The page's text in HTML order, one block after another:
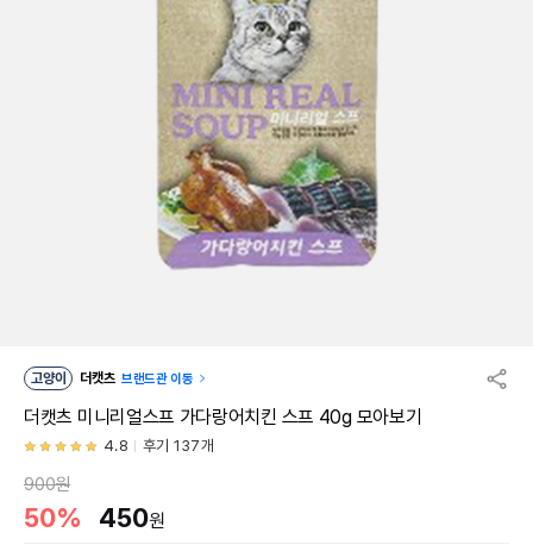
고양이 더캣츠 브랜드관 이동
더캣츠 미니리얼스프 가다랑어치킨 스프 40g 모아보기
4.8 후기 137개
900원
50% 450원